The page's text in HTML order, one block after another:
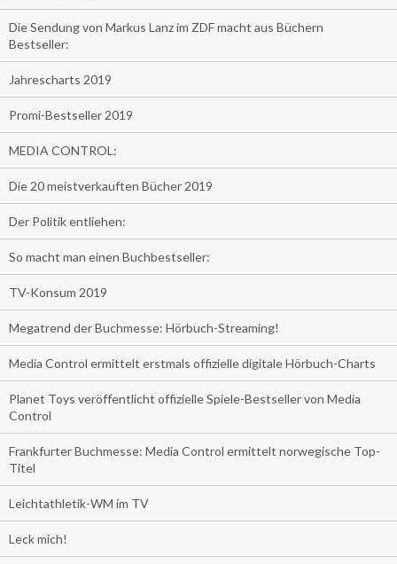
Die Sendung von Markus Lanz im ZDF macht aus Büchern
Bestseller:
Jahrescharts 2019
Promi-Bestseller 2019
MEDIA CONTROL:
Die 20 meistverkauften Bücher 2019
Der Politik entliehen:
So macht man einen Buchbestseller:
TV-Konsum 2019
Megatrend der Buchmesse: Hörbuch-Streaming!
Media Control ermittelt erstmals offizielle digitale Hörbuch-Charts
Planet Toys veröffentlicht offizielle Spiele-Bestseller von Media
Control
Frankfurter Buchmesse: Media Control ermittelt norwegische Top-
Titel
Leichtathletik-WM im TV
Leck mich!